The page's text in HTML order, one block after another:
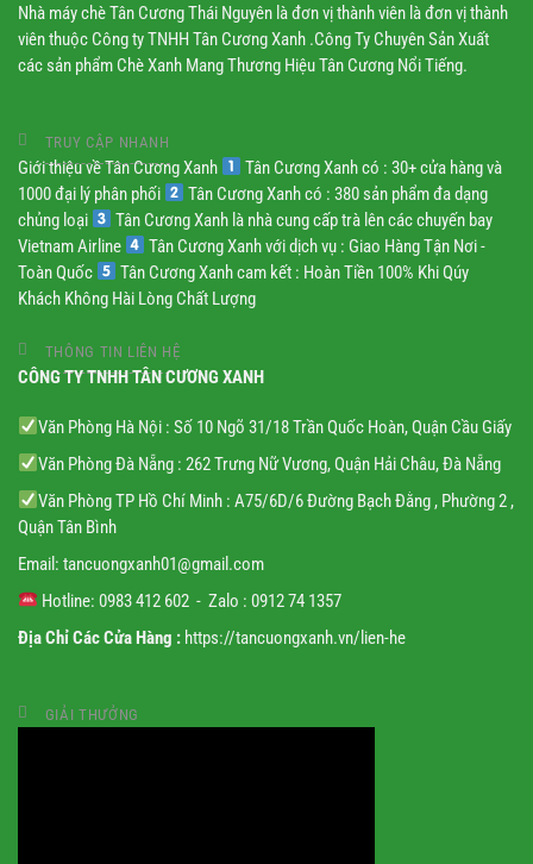
Nhà máy chè Tân Cương Thái Nguyên là đơn vị thành viên là đơn vị thành
viên thuộc Công ty TNHH Tân Cương Xanh .Công Ty Chuyên Sản Xuất
các sản phẩm Chè Xanh Mang Thương Hiệu Tân Cương Nổi Tiếng.
TRUY CẬP NHANH
Giới thiệu về Tân Cương Xanh
Tân Cương Xanh có : 30+ cửa hàng và
1000 đại lý phân phối
Tân Cương Xanh có : 380 sản phẩm đa dạng
chủng loại
Tân Cương Xanh là nhà cung cấp trà lên các chuyến bay
Vietnam Airline
Tân Cương Xanh với dịch vụ : Giao Hàng Tận Nơi -
Toàn Quốc
Tân Cương Xanh cam kết : Hoàn Tiền 100% Khi Qúy
Khách Không Hài Lòng Chất Lượng
THÔNG TIN LIÊN HỆ
CÔNG TY TNHH TÂN CƯƠNG XANH
Văn Phòng Hà Nội : Số 10 Ngõ 31/18 Trần Quốc Hoàn, Quận Cầu Giấy
Văn Phòng Đà Nẵng : 262 Trưng Nữ Vương, Quận Hải Châu, Đà Nẵng
Văn Phòng TP Hồ Chí Minh : A75/6D/6 Đường Bạch Đằng , Phường 2 ,
Quận Tân Bình
Email: tancuongxanh01@gmail.com
Hotline: 0983 412 602 - Zalo : 0912 74 1357
Địa Chỉ Các Cửa Hàng : https://tancuongxanh.vn/lien-he
GIẢI THƯỞNG